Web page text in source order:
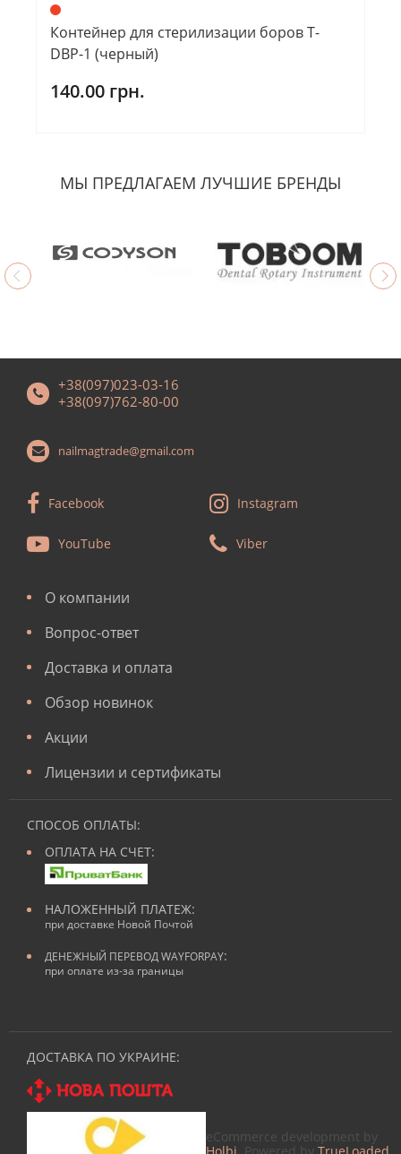
Контейнер для стерилизации боров T-
DBP-1 (черный)
140.00 грн.
МЫ ПРЕДЛАГАЕМ ЛУЧШИЕ БРЕНДЫ
+38(097)023-03-16
+38(097)762-80-00
nailmagtrade@gmail.com
Facebook Instagram
YouTube Viber
О компании
Вопрос-ответ
Доставка и оплата
Обзор новинок
Акции
Лицензии и сертификаты
СПОСОБ ОПЛАТЫ:
ОПЛАТА НА СЧЕТ:
НАЛОЖЕННЫЙ ПЛАТЕЖ:
при доставке Новой Почтой
ДЕНЕЖНЫЙ ПЕРЕВОД WAYFORPAY:
при оплате из-за границы
ДОСТАВКА ПО УКРАИНЕ:
eCommerce development by